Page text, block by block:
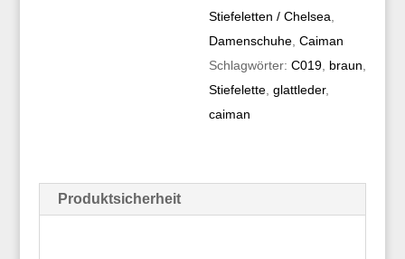
Stiefeletten / Chelsea
Damenschuhe ,Caiman
Schlagwörter:C019 braun
Stiefelette ,glattleder,
caiman
Produktsicherheit